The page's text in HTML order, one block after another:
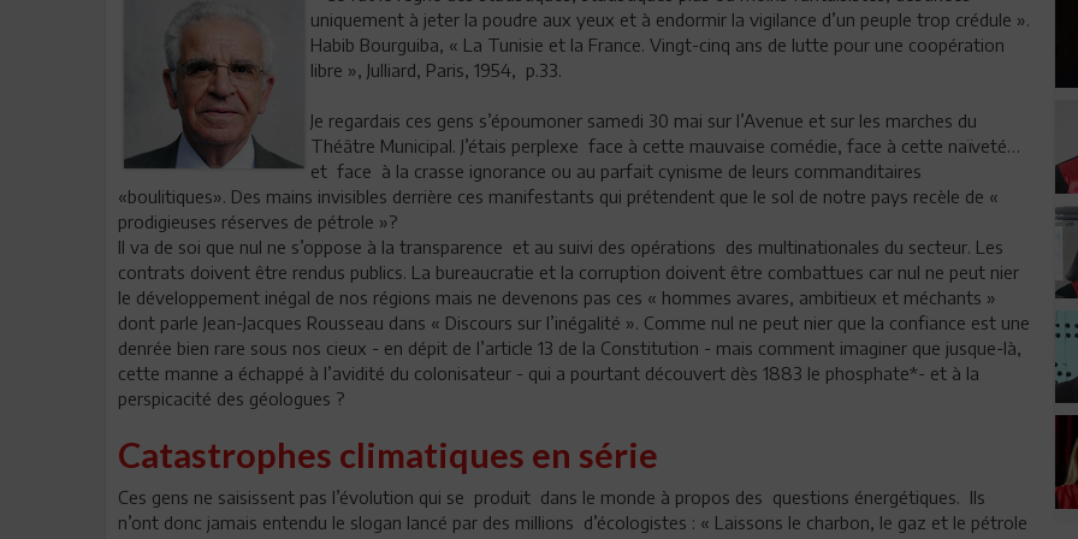
uniquement à jeter la poudre aux yeux et à endormir la vigilance d’un peuple trop crédule ».
Habib Bourguiba, « La Tunisie et la France. Vingt-cinq ans de lutte pour une coopération
libre », Julliard, Paris, 1954, p.33.
Je regardais ces gens s’époumoner samedi 30 mai sur l’Avenue et sur les marches du
Théâtre Municipal. J’étais perplexe face à cette mauvaise comédie, face à cette naïveté…
et face à la crasse ignorance ou au parfait cynisme de leurs commanditaires
«boulitiques». Des mains invisibles derrière ces manifestants qui prétendent que le sol de notre pays recèle de «
prodigieuses réserves de pétrole »?
Il va de soi que nul ne s’oppose à la transparence et au suivi des opérations des multinationales du secteur. Les
contrats doivent être rendus publics. La bureaucratie et la corruption doivent être combattues car nul ne peut nier
le développement inégal de nos régions mais ne devenons pas ces « hommes avares, ambitieux et méchants »
dont parle Jean-Jacques Rousseau dans « Discours sur l’inégalité ». Comme nul ne peut nier que la confiance est une
denrée bien rare sous nos cieux - en dépit de l’article 13 de la Constitution - mais comment imaginer que jusque-là,
cette manne a échappé à l’avidité du colonisateur - qui a pourtant découvert dès 1883 le phosphate*- et à la
perspicacité des géologues ?
Catastrophes climatiques en série
Ces gens ne saisissent pas l’évolution qui se produit dans le monde à propos des questions énergétiques. Ils
n’ont donc jamais entendu le slogan lancé par des millions d’écologistes : « Laissons le charbon, le gaz et le pétrole